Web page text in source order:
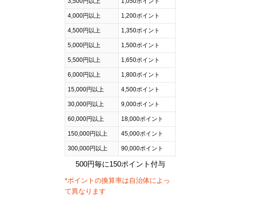
4,000円以上 1,200ポイント
4,500円以上 1,350ポイント
5,000円以上 1,500ポイント
5,500円以上 1,650ポイント
6,000円以上 1,800ポイント
15,000円以上 4,500ポイント
30,000円以上 9,000ポイント
60,000円以上 18,000ポイント
150,000円以上 45,000ポイント
300,000円以上 90,000ポイント
500円毎に150ポイント付与
*ポイントの換算率は自治体によっ
て異なります